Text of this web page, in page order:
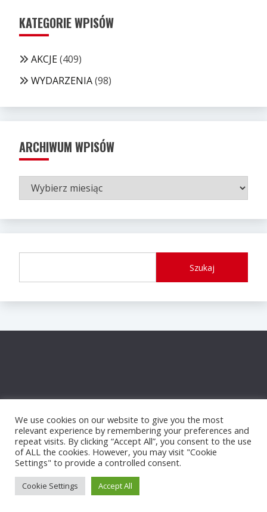
KATEGORIE WPISÓW
AKCJE(409)
WYDARZENIA(98)
ARCHIWUM WPISÓW
ARCHIWUM
WPISÓW
Szukaj
Proudly powered by WordPress |
Candid Themes
We use cookies on our website to give you the most
relevant experience by remembering your preferences and
repeat visits. By clicking “Accept All”, you consent to the use
of ALL the cookies. However, you may visit "Cookie
Settings" to provide a controlled consent.
Cookie Settings Accept All